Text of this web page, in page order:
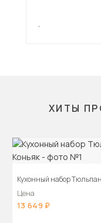
,
ХИТЫ
Кухонный набор
Цена
13 649